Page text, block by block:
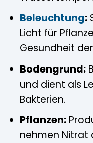
Beleuchtung:
Licht für
Gesundheit
Bodengrund:
und dient als
Bakterien.
Pflanzen:
nehmen Nitrat